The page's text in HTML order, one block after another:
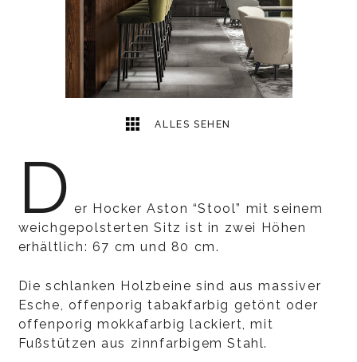
ALLES SEHEN
D er Hocker Aston “Stool” mit seinem
weichgepolsterten Sitz ist in zwei Höhen
erhältlich: 67 cm und 80 cm.
Die schlanken Holzbeine sind aus massiver
Esche, offenporig tabakfarbig getönt oder
offenporig mokkafarbig lackiert, mit
Fußstützen aus zinnfarbigem Stahl.